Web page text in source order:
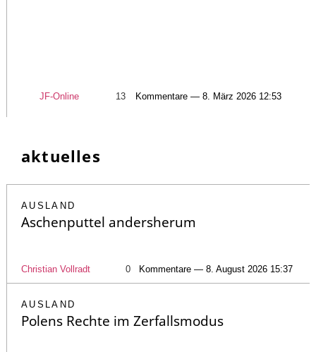
JF-Online 13 Kommentare — 8. März 2026 12:53
aktuelles
AUSLAND
Aschenputtel andersherum
Christian Vollradt 0 Kommentare — 8. August 2026 15:37
AUSLAND
Polens Rechte im Zerfallsmodus